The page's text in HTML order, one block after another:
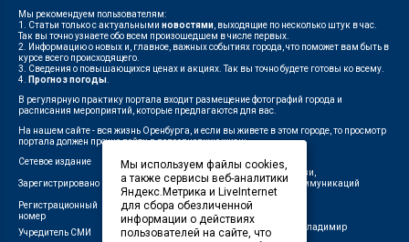
Мы рекомендуем пользователям:
1. Статьи только с актуальными новостями , выходящие по несколько штук в час.
Так вы точно узнаете обо всем произошедшем в числе первых.
2. Информацию о новых и, главное, важных событиях города, что поможет вам быть в
курсе всего происходящего.
3. Сведения о повышающихся ценах и акциях. Так вы точно будете готовы ко всему.
4.
Прогноз погоды
В регулярную практику портала входит размещение фотографий города и
расписания мероприятий, которые предлагаются для вас.
На нашем сайте - вся жизнь Оренбурга, и если вы живете в этом городе, то просмотр
портала должен прочно войти в повседневную жизнь.
Сетевое издание
"1743"
Зарегистрировано
Федеральной службой по надзору в сфере связи,
информационных технологий и массовых коммуникаций
(Роскомнадзор)
Регистрационный
номер
ЭЛ № ФС 77-75960 от 19.06.2019 г.
Учредитель СМИ
Индивидуальный предприниматель Савин Владимир
Валерьевич
Мы используем файлы cookies,
а также сервисы веб-аналитики
Яндекс.Метрика и LiveInternet
для сбора обезличенной
информации о действиях
пользователей на сайте, что